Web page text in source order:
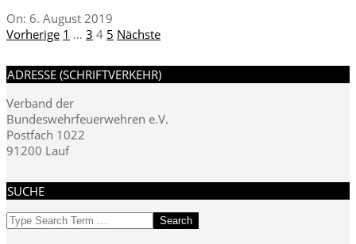
2019-
08-
On: 6. August 2019
Seitennummerierung
der
Beiträge
Vorherige 1 … 3 4 5 Nächste
ADRESSE (SCHRIFTVERKEHR)
Verband der
Bundeswehrfeuerwehren e.V.
Postfach 1022
91200 Lauf
SUCHE
Search